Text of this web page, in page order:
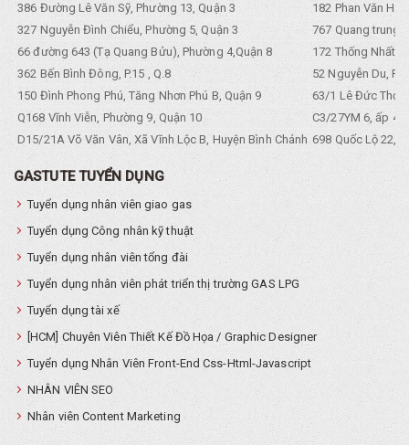
386 Đường Lê Văn Sỹ, Phường 13, Quận 3
182 Phan Văn
327 Nguyễn Đình Chiểu, Phường 5, Quận 3
767 Quang trung,
66 đường 643 (Tạ Quang Bửu), Phường 4,Quận 8
172 Thống Nhất.
362 Bến Bình Đông, P.15 , Q.8
52 Nguyễn Du,
150 Đình Phong Phú, Tăng Nhơn Phú B, Quận 9
63/1 Lê Đức Thọ,
Q168 Vĩnh Viễn, Phường 9, Quận 10
C3/27YM 6, ấp 4,
D15/21A Võ Văn Vân, Xã Vĩnh Lộc B, Huyện Bình Chánh 698 Quốc Lộ 22,
GASTUTE TUYỂN DỤNG
Tuyển dụng nhân viên giao gas
Tuyển dụng Công nhân kỹ thuật
Tuyển dụng nhân viên tổng đài
Tuyển dụng nhân viên phát triển thị trường GAS LPG
Tuyển dụng tài xế
[HCM] Chuyên Viên Thiết Kế Đồ Họa / Graphic Designer
Tuyển dụng Nhân Viên Front-End Css-Html-Javascript
NHÂN VIÊN SEO
Nhân viên Content Marketing